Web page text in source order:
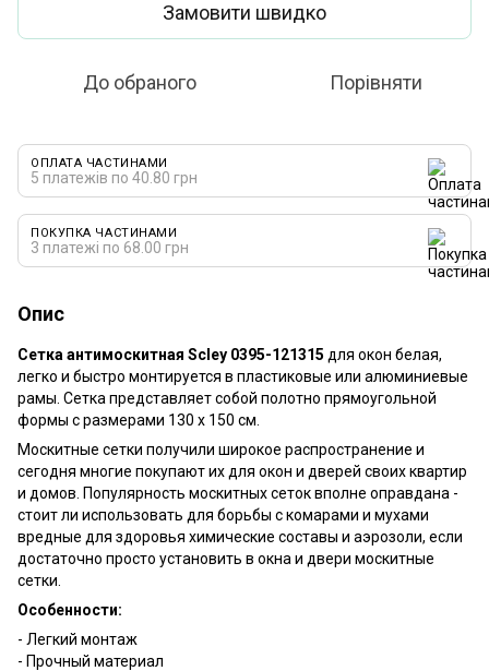
Замовити швидко
До обраного Порівняти
ОПЛАТА ЧАСТИНАМИ
5 платежів по 40.80 грн
ПОКУПКА ЧАСТИНАМИ
3 платежі по 68.00 грн
Опис
Сетка антимоскитная Scley 0395-121315 для окон белая,
легко и быстро монтируется в пластиковые или алюминиевые
рамы. Сетка представляет собой полотно прямоугольной
формы с размерами 130 х 150 см.
Москитные сетки получили широкое распространение и
сегодня многие покупают их для окон и дверей своих квартир
и домов. Популярность москитных сеток вполне оправдана -
стоит ли использовать для борьбы с комарами и мухами
вредные для здоровья химические составы и аэрозоли, если
достаточно просто установить в окна и двери москитные
сетки.
Особенности:
- Легкий монтаж
- Прочный материал